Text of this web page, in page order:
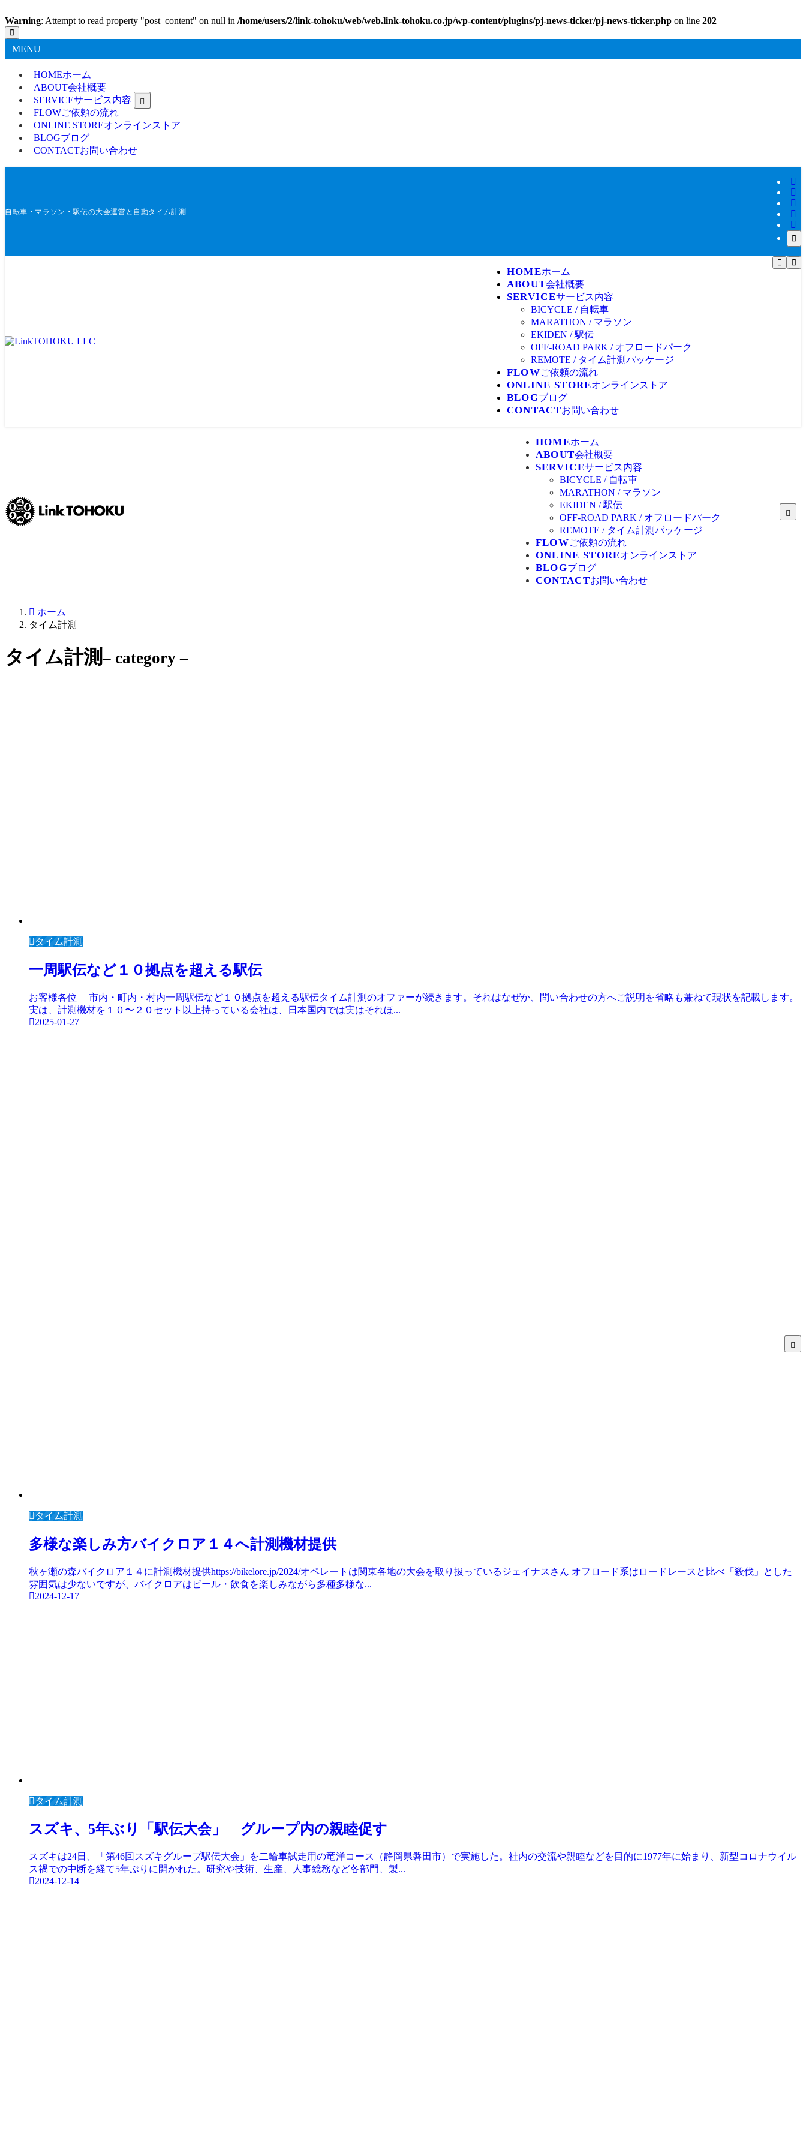
Warning: Attempt to read property "post_content" on null in /home/users/2/link-tohoku/web/web.link-tohoku.co.jp/wp-content/plugins/pj-news-ticker/pj-news-ticker.php on line 202
MENU
HOMEホーム
ABOUT会社概要
SERVICEサービス内容
FLOWご依頼の流れ
ONLINE STOREオンラインストア
BLOGブログ
CONTACTお問い合わせ
自転車・マラソン・駅伝の大会運営と自動タイム計測
HOMEホーム
ABOUT会社概要
SERVICEサービス内容
BICYCLE / 自転車
MARATHON / マラソン
EKIDEN / 駅伝
OFF-ROAD PARK / オフロードパーク
REMOTE / タイム計測パッケージ
FLOWご依頼の流れ
ONLINE STOREオンラインストア
BLOGブログ
CONTACTお問い合わせ
HOMEホーム
ABOUT会社概要
SERVICEサービス内容
BICYCLE / 自転車
MARATHON / マラソン
EKIDEN / 駅伝
OFF-ROAD PARK / オフロードパーク
REMOTE / タイム計測パッケージ
FLOWご依頼の流れ
ONLINE STOREオンラインストア
BLOGブログ
CONTACTお問い合わせ
ホーム
タイム計測
タイム計測– category –
タイム計測
一周駅伝など１０拠点を超える駅伝
お客様各位 市内・町内・村内一周駅伝など１０拠点を超える駅伝タイム計測のオファーが続きます。それはなぜか、問い合わせの方へご説明を省略も兼ねて現状を記載します。
実は、計測機材を１０〜２０セット以上持っている会社は、日本国内では実はそれほ...
2025-01-27
タイム計測
多様な楽しみ方バイクロア１４へ計測機材提供
秋ヶ瀬の森バイクロア１４に計測機材提供https://bikelore.jp/2024/オペレートは関東各地の大会を取り扱っているジェイナスさん オフロード系はロードレースと比べ「殺伐」とした
雰囲気は少ないですが、バイクロアはビール・飲食を楽しみながら多種多様な...
2024-12-17
タイム計測
スズキ、5年ぶり「駅伝大会」 グループ内の親睦促す
スズキは24日、「第46回スズキグループ駅伝大会」を二輪車試走用の竜洋コース（静岡県磐田市）で実施した。社内の交流や親睦などを目的に1977年に始まり、新型コロナウイル
ス禍での中断を経て5年ぶりに開かれた。研究や技術、生産、人事総務など各部門、製...
2024-12-14